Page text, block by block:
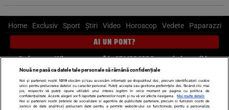
Home Exclusiv Sport Știri Video Horoscop Vedete Paparazzi
AI UN PONT?
Scrie-ne pe Whatsapp, sună la 0741226226 sau trimite mail la
pont@cancan.ro
Știri interne Știri externe
Politică
Ultimele stiri
Diete Insula Iubirii Dictionar de vise LIFE STYLE
Nouă ne pasă ca datele tale personale să rămână confidențiale
Noi și partenerii noștri 1019stocăm și/sau accesăm informații pe dispozitivul dvs., precum identificatorii cookie
unici pentru prelucrarea datelor cu caracter personal. Puteți accepta sau gestiona preferințele dvs. făcând clic mai
jos, respectiv vă puteți opune utilizării unui interes legitim în orice moment pe pagina cu politica de
confidențialitate. Aceste alegeri vor fi raportate partenerilor noștri și nu vă vor afecta navigarea.
Mai multe detalii
Noi si partenerii nostri (retelele de socializare si agentiile de publicitate partenere, precum si furnizorii nostri de
servicii de date analitice) prelucram date pentru a permite website-ului sa functioneze, pentru a personaliza